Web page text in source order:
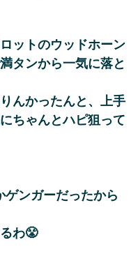
ットのウッドホーン
タンから一気に落と
んかったんと、上手
ちゃんとハピ狙って
ンガーだったから
わ😤